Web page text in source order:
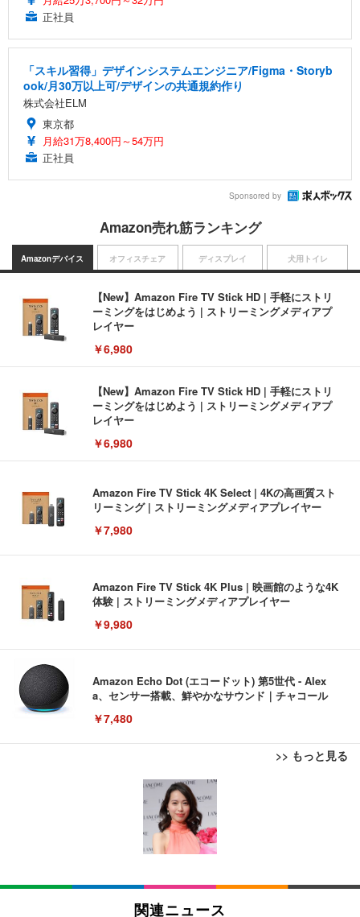
正社員
「スキル習得」デザインシステムエンジニア/Figma・Storyb
ook/月30万以上可/デザインの共通規約作り
株式会社ELM
東京都
月給31万8,400円～54万円
正社員
Sponsored by
Amazon売れ筋ランキング
Amazonデバイス
【New】Amazon Fire TV Stick HD | 手軽にストリ
ーミングをはじめよう | ストリーミングメディアプ
レイヤー
￥6,980
【New】Amazon Fire TV Stick HD | 手軽にストリ
ーミングをはじめよう | ストリーミングメディアプ
レイヤー
￥6,980
Amazon Fire TV Stick 4K Select | 4Kの高画質スト
リーミング | ストリーミングメディアプレイヤー
￥7,980
Amazon Fire TV Stick 4K Plus | 映画館のような4K
体験 | ストリーミングメディアプレイヤー
￥9,980
Amazon Echo Dot (エコードット) 第5世代 - Alex
a、センサー搭載、鮮やかなサウンド｜チャコール
￥7,480
>> もっと見る
オフィスチェア
[EdoErgo] オフィスチェア 椅子 テレワーク 疲れな
い 跳ね上げ式アームレスト コンパクト 約105度ロッ
キング pc 事務椅子 360度回転 座面昇降 強化ナイロ
ン樹脂ベース 通気性メッシュ 在宅ワーク H-WY01
(黒網+黒枠+黒足)
SIHOO B100 オフィスチェア／デスクチェア メッシ
ュチェア 人間工学 疲れない ブラック
ディスプレイ
EIZO ビジネス向けプレミアムモニター | FlexScan
EV3240X-WT | 31.5型4K UHD・USB Type-C・ホワ
￥105,595
EIZO ビジネス向けプレミアムモニター | FlexScan
犬用トイレ
Amazonベーシック ペットシーツ 薄型 レギュラー 1
回使い捨て 無香料 ホワイト 300枚
Amazonベーシック ペットシーツ 厚型 ワイド 42枚
x2袋(84枚) ホワイト(吸収面:ライトブルー)
関連ニュース